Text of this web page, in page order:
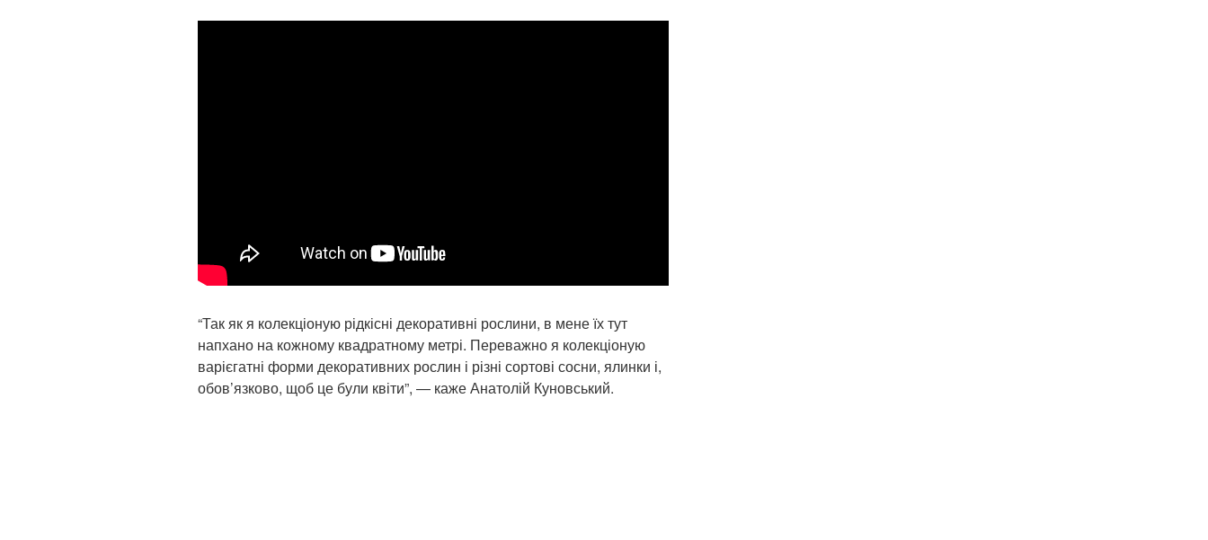
“Так як я колекціоную рідкісні декоративні рослини, в мене їх тут
напхано на кожному квадратному метрі. Переважно я колекціоную
варієгатні форми декоративних рослин і різні сортові сосни, ялинки і,
обов’язково, щоб це були квіти”, — каже Анатолій Куновський.